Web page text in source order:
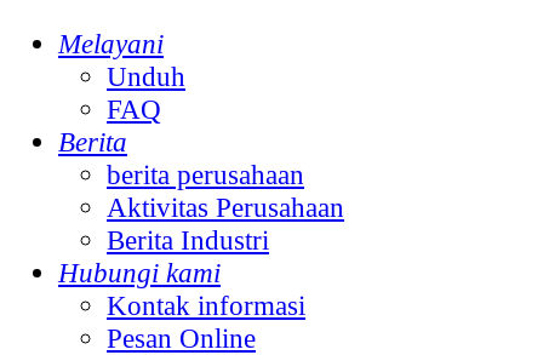
Melayani
Unduh
FAQ
Berita
berita perusahaan
Aktivitas Perusahaan
Berita Industri
Hubungi kami
Kontak informasi
Pesan Online